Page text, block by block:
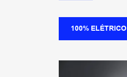
100% ELÉTRICO